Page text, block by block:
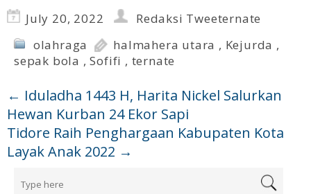
July 20, 2022
Redaksi Tweeternate
olahraga
halmahera utara , Kejurda ,
sepak bola ,Sofifi , ternate
← Iduladha 1443 H, Harita Nickel Salurkan
Hewan Kurban 24 Ekor Sapi
Tidore Raih Penghargaan Kabupaten Kota
Layak Anak 2022 →